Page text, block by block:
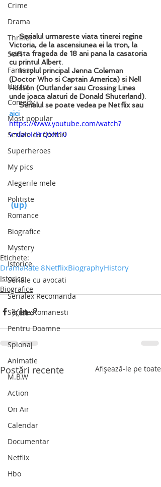
Crime
Drama
Thriller
SciFi
Fantasy
Horror
Comedy
Most popular
Seriale cu doctori
Superheroes
My pics
Alegerile mele
Politiste
Romance
Biografice
Mystery
Istorice
Seriale cu avocati
Serialex Recomanda
Seriale Romanesti
Pentru Doamne
Spionaj
Animatie
M.B.W
Action
On Air
Calendar
Documentar
Netflix
Hbo
     Serialul urmareste viata tinerei regine
Victoria, de la ascensiunea ei la tron, la
varsta frageda de 18 ani pana la casatoria
cu printul Albert.
     In rolul principal
Jenna Coleman
(Doctor Who si Captain America) si Nell
Hudson (Outlander sau Crossing Lines
unde joaca alaturi de Donald Shuterland).
     Serialul se poate vedea pe Netflix sau
aici
https://www.youtube.com/watch?
v=dwoHPrQ5M10
(up)
Etichete:
DramaRate 8NetflixBiographyHistory
Istorice
Biografice
Postări recente Afișează-le pe toate